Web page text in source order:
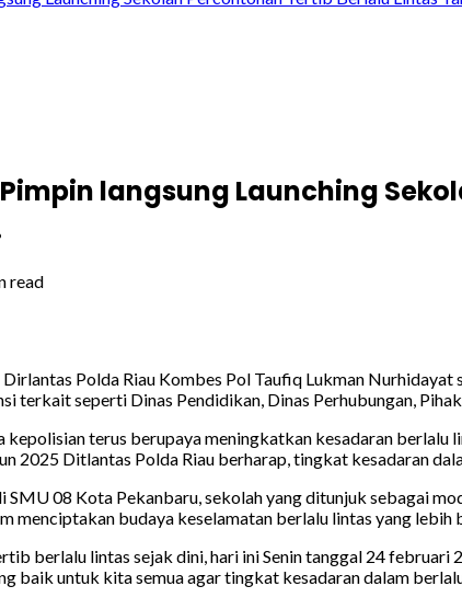
langsung Launching
read
Dirlantas Polda Riau Kombes Pol Taufiq Lukman
terkait seperti Dinas Pendidikan, Dinas Perhubungan,
terus berupaya meningkatkan kesadaran berlalu
2025 Ditlantas Polda Riau berharap, tingkat kesadaran
08 Kota Pekanbaru, sekolah yang ditunjuk sebagai
menciptakan budaya keselamatan berlalu lintas yang lebih
berlalu lintas sejak dini, hari ini Senin tanggal 24
baik untuk kita semua agar tingkat kesadaran dalam